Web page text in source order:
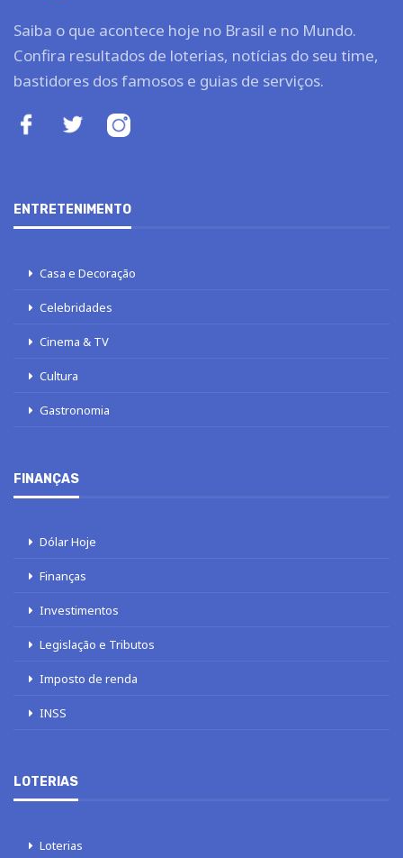
Saiba o que acontece hoje no Brasil e no Mundo.
Confira resultados de loterias, notícias do seu time,
bastidores dos famosos e guias de serviços.
ENTRETENIMENTO
Casa e Decoração
Celebridades
Cinema & TV
Cultura
Gastronomia
FINANÇAS
Dólar Hoje
Finanças
Investimentos
Legislação e Tributos
Imposto de renda
INSS
LOTERIAS
Loterias